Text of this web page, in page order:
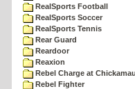
RealSports Football
RealSports Soccer
RealSports Tennis
Rear Guard
Reardoor
Reaxion
Rebel Charge at
Rebel Fighter